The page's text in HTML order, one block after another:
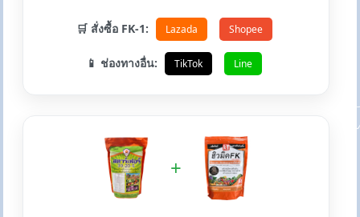
🛒 สั่งซื้อ FK-1: Lazada Shopee
📱 ช่องทางอื่น: TikTok Line
+